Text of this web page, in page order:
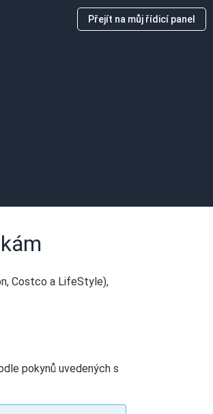
Přejít na můj řídicí panel
Costco a LifeStyle),
pokynů uvedených s